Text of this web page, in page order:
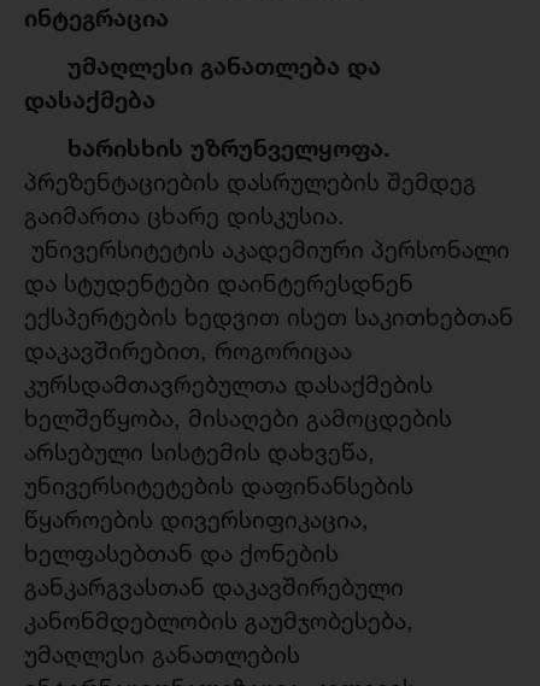
ინტეგრაცია
უმაღლესი განათლება და
დასაქმება
ხარისხის უზრუნველყოფა.
პრეზენტაციების დასრულების შემდეგ
გაიმართა ცხარე დისკუსია.
უნივერსიტეტის აკადემიური პერსონალი
და სტუდენტები დაინტერესდნენ
ექსპერტების ხედვით ისეთ საკითხებთან
დაკავშირებით, როგორიცაა
კურსდამთავრებულთა დასაქმების
ხელშეწყობა, მისაღები გამოცდების
არსებული სისტემის დახვეწა,
უნივერსიტეტების დაფინანსების
წყაროების დივერსიფიკაცია,
ხელფასებთან და ქონების
განკარგვასთან დაკავშირებული
კანონმდებლობის გაუმჯობესება,
უმაღლესი განათლების